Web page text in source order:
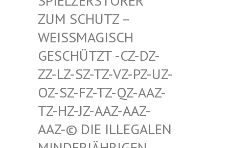
M SCHUTZ – WE
ISSMAGISCH GES
CHÜTZT -CZ-DZ-ZZ-
LZ-SZ-TZ-VZ-PZ-UZ-OZ-
SZ-FZ-TZ-QZ-AAZ-TZ-
HZ-JZ-AAZ-AAZ-AAZ
-© DIE ILLEGALEN MIN